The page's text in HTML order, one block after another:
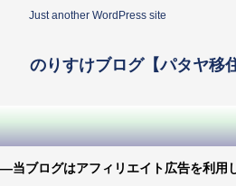
Just another WordPress site
のりすけブログ【パタヤ移
—当ブログはアフィリエイト広告を利用